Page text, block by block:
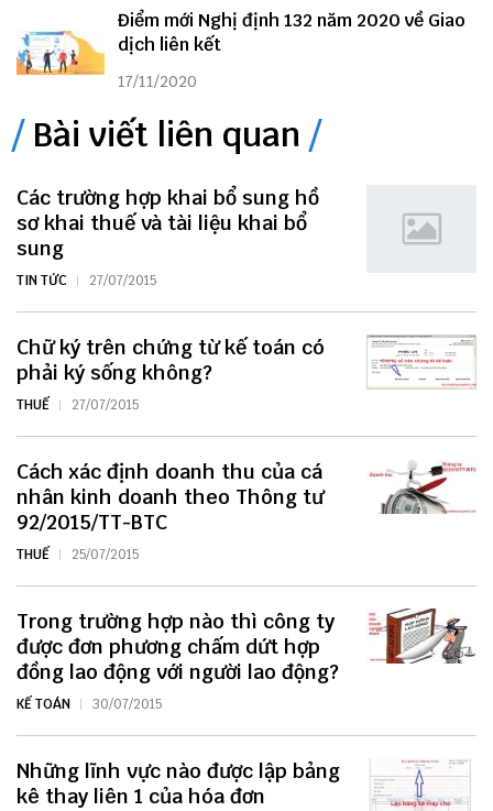
Điểm mới Nghị định 132 năm 2020 về Giao
dịch liên kết
17/11/2020
Bài viết liên quan
Các trường hợp khai bổ sung hồ
sơ khai thuế và tài liệu khai bổ
sung
TIN TỨC 27/07/2015
Chữ ký trên chứng từ kế toán có
phải ký sống không?
THUẾ 27/07/2015
Cách xác định doanh thu của cá
nhân kinh doanh theo Thông tư
92/2015/TT-BTC
THUẾ 25/07/2015
Trong trường hợp nào thì công ty
được đơn phương chấm dứt hợp
đồng lao động với người lao động?
KẾ TOÁN 30/07/2015
Những lĩnh vực nào được lập bảng
kê thay liên 1 của hóa đơn